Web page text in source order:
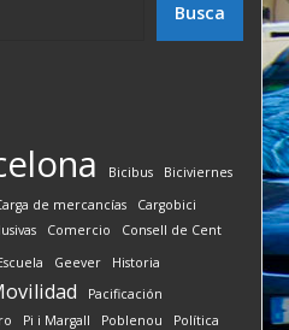
Busca
Bicibus
Biciviernes
de mercancías
Cargobici
Comercio Consell de Cent
Geever
Historia
Pacificación
Pi i Margall Poblenou
Política